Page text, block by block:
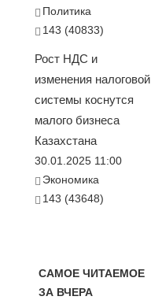
Политика
143 (40833)
Рост НДС и
изменения налоговой
системы коснутся
малого бизнеса
Казахстана
30.01.2025 11:00
Экономика
143 (43648)
САМОЕ ЧИТАЕМОЕ
ЗА ВЧЕРА